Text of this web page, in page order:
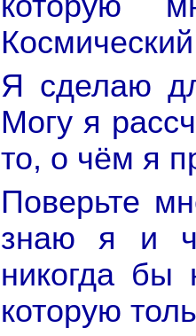
Я сделаю
Могу я
то, о чём я
Поверьте
знаю я и
никогда бы
которую